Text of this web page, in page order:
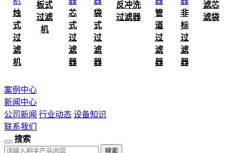
烛
式
过
滤
机
板式
过滤
机
芯
式
过
滤
器
袋
式
过
滤
器
反冲洗
过滤器
管
道
过
滤
器
非
标
过
滤
器
滤芯
滤袋
案例中心
新闻中心
公司新闻 行业动态 设备知识
联系我们
搜索